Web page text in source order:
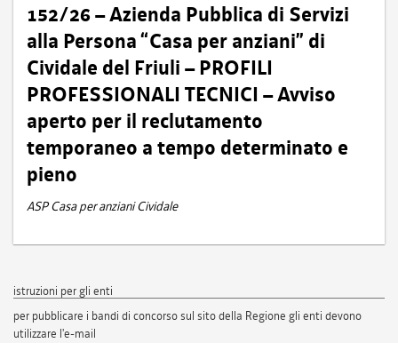
152/26 – Azienda Pubblica di Servizi
alla Persona “Casa per anziani” di
Cividale del Friuli – PROFILI
PROFESSIONALI TECNICI – Avviso
aperto per il reclutamento
temporaneo a tempo determinato e
pieno
ASP Casa per anziani Cividale
istruzioni per gli enti
per pubblicare i bandi di concorso sul sito della Regione gli enti devono
utilizzare l'e-mail